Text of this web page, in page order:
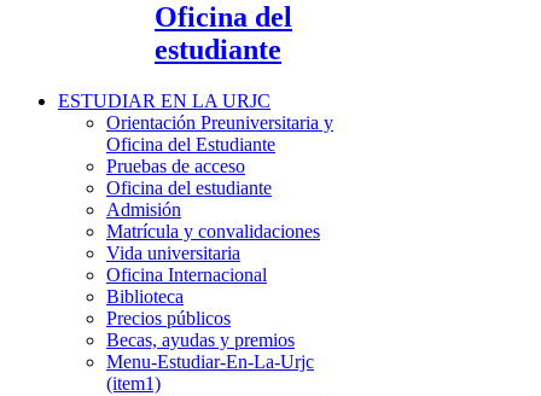
Oficina del
estudiante
ESTUDIAR EN LA URJC
Orientación Preuniversitaria y
Oficina del Estudiante
Pruebas de acceso
Oficina del estudiante
Admisión
Matrícula y convalidaciones
Vida universitaria
Oficina Internacional
Biblioteca
Precios públicos
Becas, ayudas y premios
Menu-Estudiar-En-La-Urjc
(item1)